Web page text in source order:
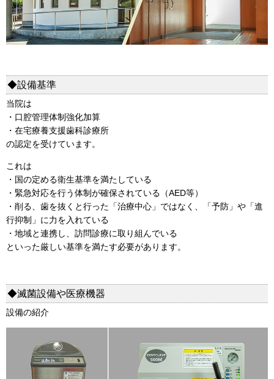
◆設備基準
当院は
・口腔管理体制強化加算
・在宅療養支援歯科診療所
の認定を受けています。
これは
・国の定める衛生基準を満たしている
・緊急対応を行う体制が確保されている（AED等）
・削る、歯を抜くと行った「治療中心」ではなく、「予防」や「進
行抑制」に力を入れている
・地域と連携し、訪問診療に取り組んでいる
といった厳しい基準を満たす必要があります。
◆滅菌設備や医療機器
設備の紹介